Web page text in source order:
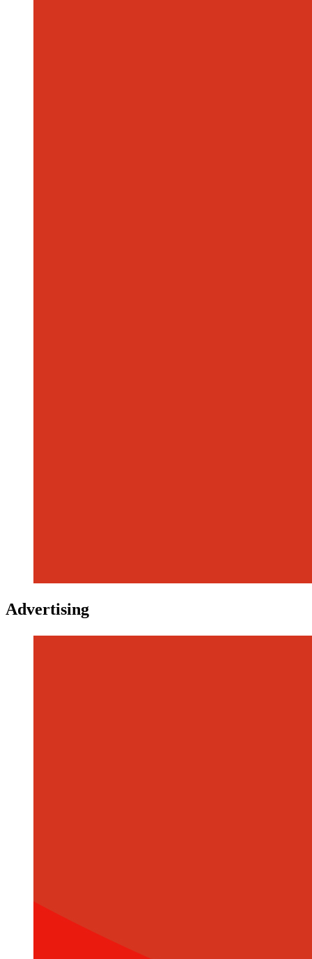
Advertising